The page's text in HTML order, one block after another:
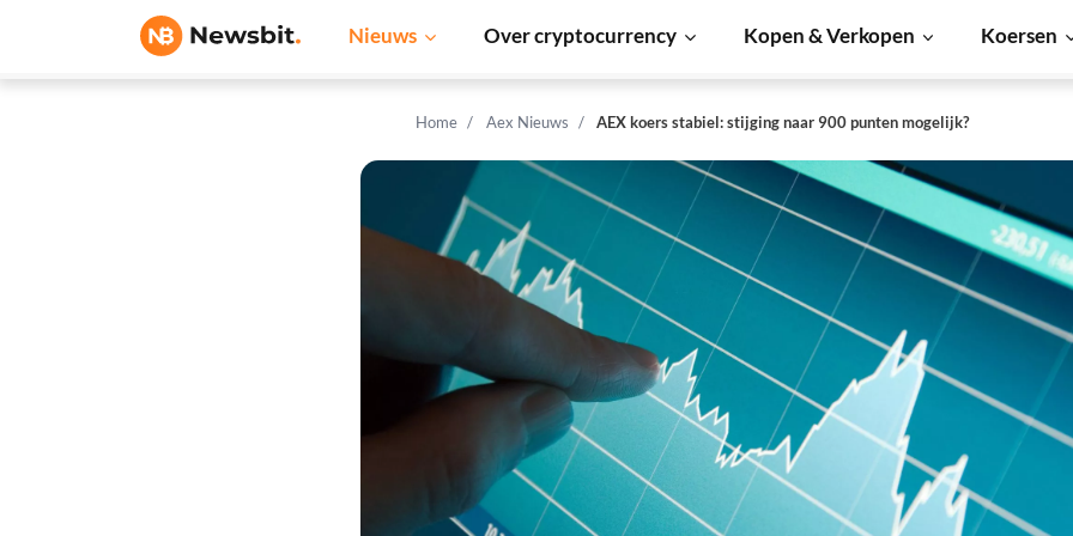
Nieuws Over cryptocurrency Kopen & Verkopen Koersen
Home Aex Nieuws AEX koers stabiel: stijging naar 900 punten mogelijk?